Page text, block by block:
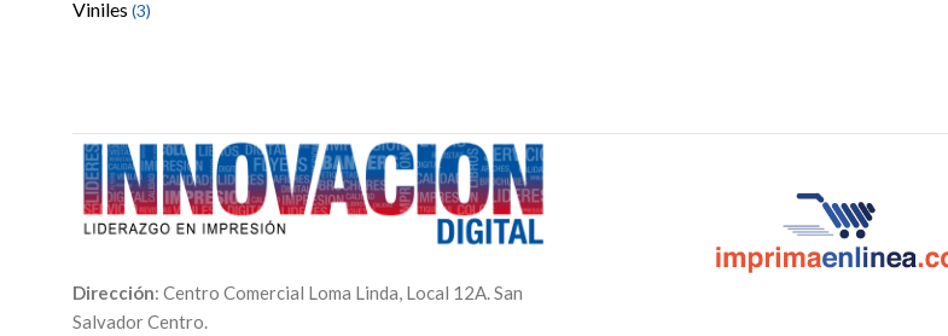
Viniles (3)
Dirección: Centro Comercial Loma Linda, Local 12A. San
Salvador Centro.